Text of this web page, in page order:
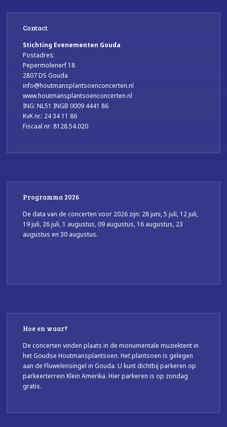
Contact
Stichting Evenementen Gouda
Postadres:
Pepermolenerf 18
2807 DS Gouda
info@houtmansplantsoenconcerten.nl
www.houtmansplantsoenconcerten.nl
ING: NL51 INGB 0009 4441 86
KvK nr.: 24 34 11 86
Fiscaal nr: 8128.54.020
Programma 2026
De data van de concerten voor 2026 zijn: 28 juni, 5 juli, 12 juli,
19 juli, 26 juli, 1 augustus, 09 augustus, 16 augustus, 23
augustus en 30 augustus.
Hoe en waar?
De concerten vinden plaats in de monumentale muziektent in
het Goudse Houtmansplantsoen. Het plantsoen is gelegen
aan de Fluwelensingel in Gouda. U kunt dichtbij parkeren op
parkeerterrein Klein Amerika. Hier parkeren is op zondag
gratis.